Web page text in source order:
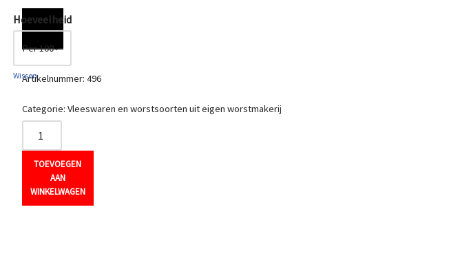
Hoeveelheid
Wissen
TOEVOEGEN
AAN
WINKELWAGEN
Artikelnummer: 496
Categorie: Vleeswaren en worstsoorten uit eigen worstmakerij